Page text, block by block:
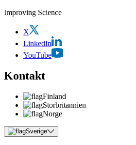
Improving Science
X
LinkedIn
YouTube
Kontakt
Finland
Storbritannien
Norge
Sverige